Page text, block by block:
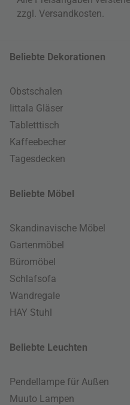
zzgl. Versandkosten.
Beliebte Dekorationen
Obstschalen
Iittala Gläser
Tabletttisch
Kaffeebecher
Tagesdecken
Beliebte Möbel
Skandinavische Möbel
Gartenmöbel
Büromöbel
Schlafsofa
Wandregale
HAY Stuhl
Beliebte Leuchten
Pendellampe für Außen
Muuto Lampen